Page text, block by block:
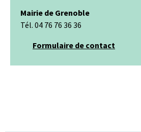
Mairie de Grenoble
Tél. 04 76 76 36 36
Formulaire de contact